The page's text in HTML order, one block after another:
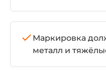
Маркировка
металл и